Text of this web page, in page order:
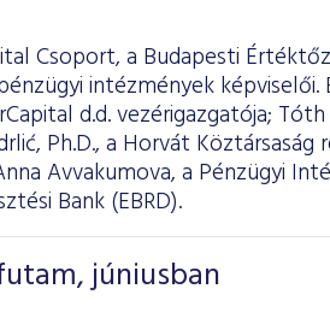
Csoport, a Budapesti
intézmények
d.d. vezérigazgatója; Tóth
Ph.D., a Horvát Köztársaság
Avvakumova, a Pénzügyi
Bank (EBRD).
júniusban